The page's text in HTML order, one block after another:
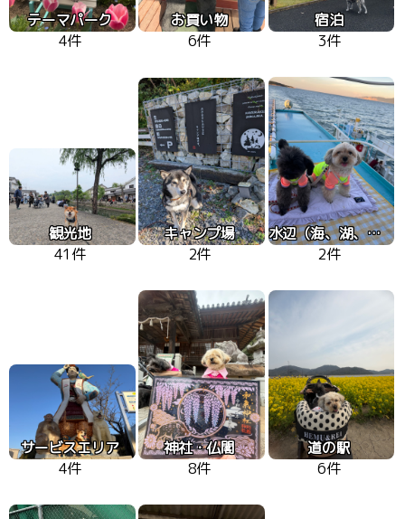
テーマパーク
4件
お買い物
6件
宿泊
3件
観光地
41件
キャンプ場
2件
水辺（海、湖、川）
2件
サービスエリア
4件
神社・仏閣
8件
道の駅
6件